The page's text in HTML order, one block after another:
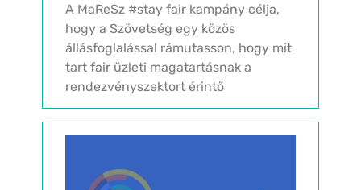
A MaReSz #stay fair kampány célja,
hogy a Szövetség egy közös
állásfoglalással rámutasson, hogy mit
tart fair üzleti magatartásnak a
rendezvényszektort érintő
válsághelyzetben. Már több mint
80000 emberhez elért az a videó,